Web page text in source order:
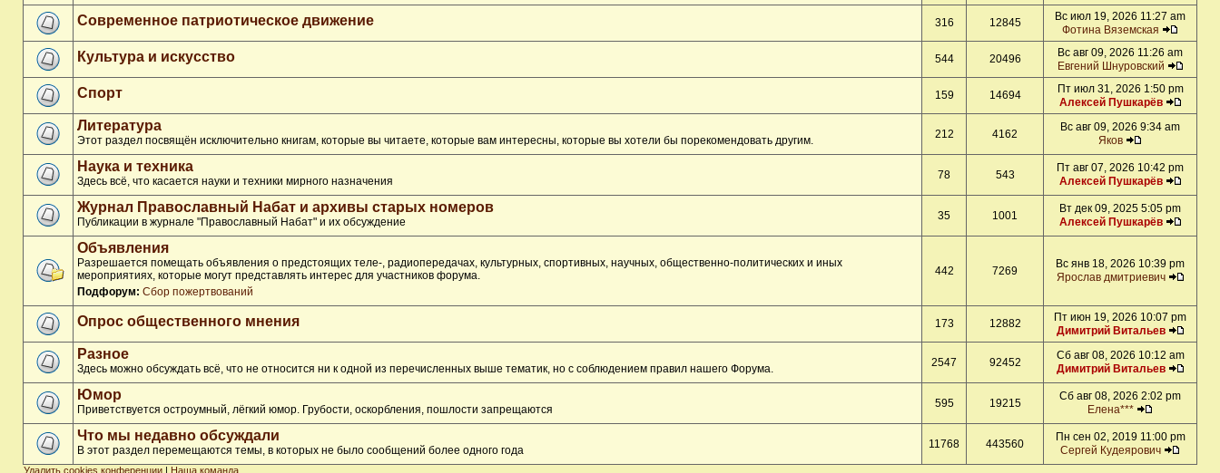
Современное патриотическое движение 316 12845
Вс июл 19, 2026 11:27 am
Фотина Вяземская
Культура и искусство 544 20496
Вс авг 09, 2026 11:26 am
Евгений Шнуровский
Спорт 159 14694
Пт июл 31, 2026 1:50 pm
Алексей Пушкарёв
Литература
Этот раздел посвящён исключительно книгам, которые вы читаете, которые вам интересны, которые вы хотели бы порекомендовать другим. 212 4162
Вс авг 09, 2026 9:34 am
Яков
Наука и техника
Здесь всё, что касается науки и техники мирного назначения 78 543
Пт авг 07, 2026 10:42 pm
Алексей Пушкарёв
Журнал Православный Набат и архивы старых номеров
Публикации в журнале "Православный Набат" и их обсуждение 35 1001
Вт дек 09, 2025 5:05 pm
Алексей Пушкарёв
Объявления
Разрешается помещать объявления о предстоящих теле-, радиопередачах, культурных, спортивных, научных, общественно-политических и иных
мероприятиях, которые могут представлять интерес для участников форума.
Подфорум: Сбор пожертвований
442 7269
Вс янв 18, 2026 10:39 pm
Ярослав дмитриевич
Опрос общественного мнения 173 12882
Пт июн 19, 2026 10:07 pm
Димитрий Витальев
Разное
Здесь можно обсуждать всё, что не относится ни к одной из перечисленных выше тематик, но с соблюдением правил нашего Форума. 2547 92452
Сб авг 08, 2026 10:12 am
Димитрий Витальев
Юмор
Приветствуется остроумный, лёгкий юмор. Грубости, оскорбления, пошлости запрещаются 595 19215
Сб авг 08, 2026 2:02 pm
Елена***
Что мы недавно обсуждали
В этот раздел перемещаются темы, в которых не было сообщений более одного года 11768 443560
Пн сен 02, 2019 11:00 pm
Сергей Кудеярович
Удалить cookies конференции | Наша команда